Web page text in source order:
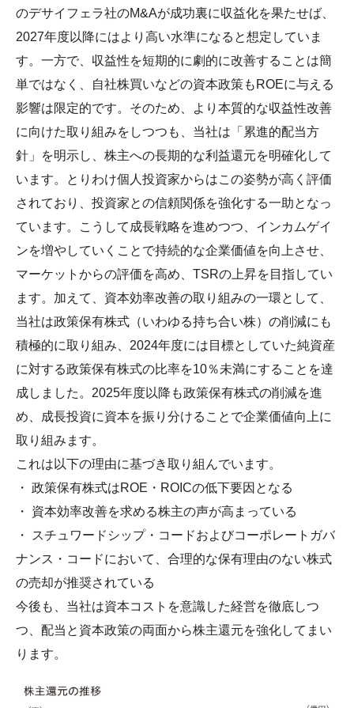
のデサイフェラ社のM&Aが成功裏に収益化を果たせば、
2027年度以降にはより高い水準になると想定していま
す。一方で、収益性を短期的に劇的に改善することは簡
単ではなく、自社株買いなどの資本政策もROEに与える
影響は限定的です。そのため、より本質的な収益性改善
に向けた取り組みをしつつも、当社は「累進的配当方
針」を明示し、株主への長期的な利益還元を明確化して
います。とりわけ個人投資家からはこの姿勢が高く評価
されており、投資家との信頼関係を強化する一助となっ
ています。こうして成長戦略を進めつつ、インカムゲイ
ンを増やしていくことで持続的な企業価値を向上させ、
マーケットからの評価を高め、TSRの上昇を目指してい
ます。加えて、資本効率改善の取り組みの一環として、
当社は政策保有株式（いわゆる持ち合い株）の削減にも
積極的に取り組み、2024年度には目標としていた純資産
に対する政策保有株式の比率を10％未満にすることを達
成しました。2025年度以降も政策保有株式の削減を進
め、成長投資に資本を振り分けることで企業価値向上に
取り組みます。
これは以下の理由に基づき取り組んでいます。
・ 政策保有株式はROE・ROICの低下要因となる
・ 資本効率改善を求める株主の声が高まっている
・ スチュワードシップ・コードおよびコーポレートガバ
ナンス・コードにおいて、合理的な保有理由のない株式
の売却が推奨されている
今後も、当社は資本コストを意識した経営を徹底しつ
つ、配当と資本政策の両面から株主還元を強化してまい
ります。